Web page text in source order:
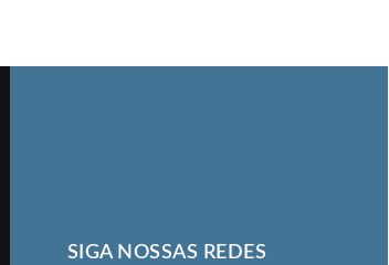
SIGA NOSSAS REDES